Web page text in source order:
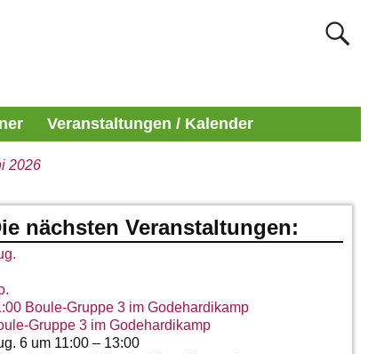
Veranstaltungen / Kalender
2026
nächsten Veranstaltungen:
Boule-Gruppe 3 im Godehardikamp
Gruppe 3 im Godehardikamp
6 um 11:00 – 13:00